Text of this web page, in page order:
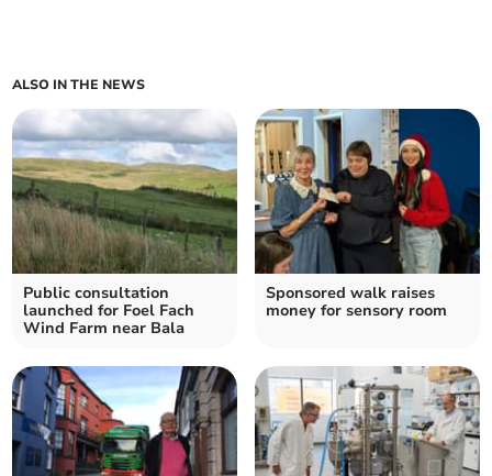
ALSO IN THE NEWS
Public consultation
launched for Foel Fach
Wind Farm near Bala
Sponsored walk raises
money for sensory room